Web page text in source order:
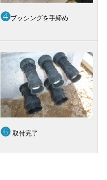
❹ブッシングを手締め
❻取付完了